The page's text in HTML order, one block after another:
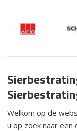
Welkom op de
u op zoek naar